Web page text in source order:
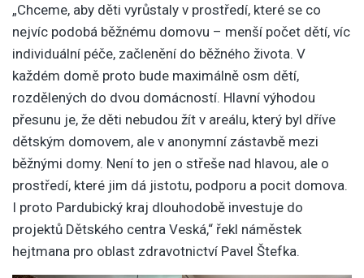
„Chceme, aby děti vyrůstaly v prostředí, které se co
nejvíc podobá běžnému domovu – menší počet dětí, víc
individuální péče, začlenění do běžného života. V
každém domě proto bude maximálně osm dětí,
rozdělených do dvou domácností. Hlavní výhodou
přesunu je, že děti nebudou žít v areálu, který byl dříve
dětským domovem, ale v anonymní zástavbě mezi
běžnými domy. Není to jen o střeše nad hlavou, ale o
prostředí, které jim dá jistotu, podporu a pocit domova.
I proto Pardubický kraj dlouhodobě investuje do
projektů Dětského centra Veská,“ řekl náměstek
hejtmana pro oblast zdravotnictví Pavel Štefka.